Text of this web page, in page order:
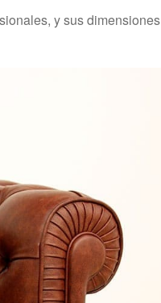
y sus